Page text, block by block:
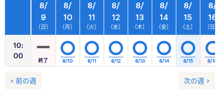
10:
00
8/
9
（日）
8/
10
（月）
8/
11
（火）
8/
12
（水）
8/
13
（木）
8/
14
（金）
8/
15
（土）
終了 8/10 8/11 8/12 8/13 8/14 8/15
8/
16
（日）
8/16
< 前の週 次の週 >